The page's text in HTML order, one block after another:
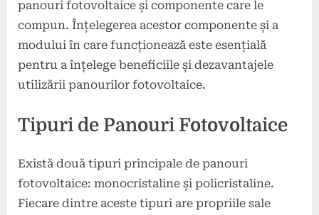
panouri fotovoltaice și componente care le
compun. Înțelegerea acestor componente și a
modului în care funcționează este esențială
pentru a înțelege beneficiile și dezavantajele
utilizării panourilor fotovoltaice.
Tipuri de Panouri Fotovoltaice
Există două tipuri principale de panouri
fotovoltaice: monocristaline și policristaline.
Fiecare dintre aceste tipuri are propriile sale